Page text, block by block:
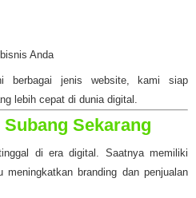
Anda
berbagai jenis website, kami siap
lebih cepat di dunia digital.
Sekarang
di era digital. Saatnya memiliki
meningkatkan branding dan penjualan